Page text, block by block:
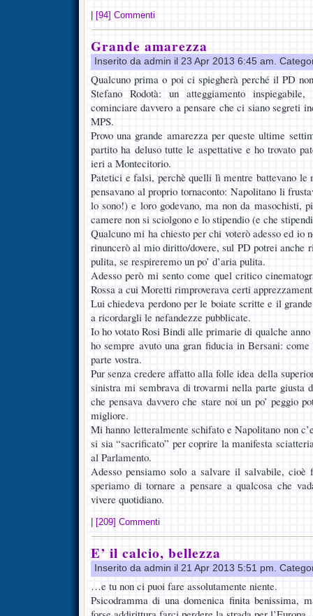
[94] Commenti
Grande amarezza
Inserito da admin il 23 Apr 2013 6:45 am.
Qualcuno prima o poi ci spiegherà perché il PD
Stefano Rodotà: un atteggiamento
cominciare davvero a pensare che ci siano segreti
MPS.
Provo una grande amarezza per queste ultime
partito ha deluso tutte le aspettative e ho trovato
ieri a Montecitorio.
Patetici e falsi, perchè quelli lì mentre battevano le
pensavano al proprio tornaconto: Napolitano li
lo sono!) e loro godevano, ma non da masochisti,
camere non si sciolgono e lo stipendio (e che
Qualcuno mi ha chiesto per chi voterò adesso ed io
rinuncerò al mio diritto/dovere, sul PD potrei anche
pulita, se respireremo un po’ d’aria pulita.
Adesso però mi sento come quel critico
Rossa a cui Moretti rimproverava certi
Lui chiedeva perdono per le boiate scritte e il
a ricordargli le nefandezze pubblicate.
Io ho votato Rosi Bindi alle primarie di qualche
ho sempre avuto una gran fiducia in Bersani:
parte vostra.
Pur senza credere affatto alla folle idea della
sinistra mi sembrava di trovarmi nella parte giusta
che pensava davvero che stare noi un po’ peggio
migliore.
Mi hanno letteralmente schifato e Napolitano non
si sia “sacrificato” per coprire la manifesta
al Parlamento.
Adesso pensiamo solo a salvare il salvabile,
speriamo di tornare a pensare a qualcosa che
vivere quotidiano.
[209] Commenti
E’ il calcio, bellezza
Inserito da admin il 21 Apr 2013 5:51 pm.
…e tu non ci puoi fare assolutamente niente.
Psicodramma di una domenica finita benissima,